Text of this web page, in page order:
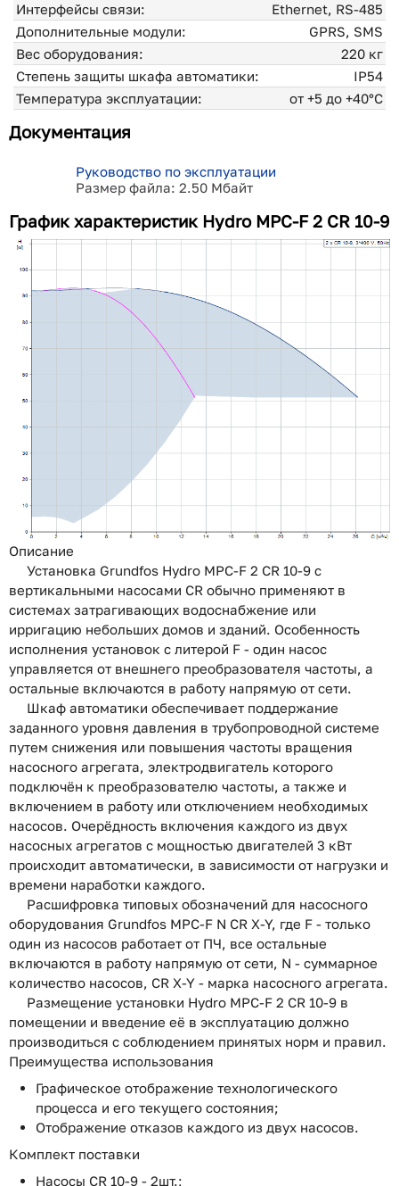
Интерфейсы связи:
Ethernet, RS-485
Дополнительные модули:
GPRS, SMS
Вес оборудования:
220 кг
Степень защиты шкафа автоматики:
IP54
Температура эксплуатации:
от +5 до +40°С
Документация
Руководство по эксплуатации
Размер файла: 2.50 Мбайт
График характеристик Hydro MPC-F 2 CR 10-9
Описание
Установка Grundfos Hydro MPC-F 2 CR 10-9 с
вертикальными насосами CR обычно применяют в
системах затрагивающих водоснабжение или
ирригацию небольших домов и зданий. Особенность
исполнения установок с литерой F - один насос
управляется от внешнего преобразователя частоты, а
остальные включаются в работу напрямую от сети.
Шкаф автоматики обеспечивает поддержание
заданного уровня давления в трубопроводной системе
путем снижения или повышения частоты вращения
насосного агрегата, электродвигатель которого
подключён к преобразователю частоты, а также и
включением в работу или отключением необходимых
насосов. Очерёдность включения каждого из двух
насосных агрегатов с мощностью двигателей 3 кВт
происходит автоматически, в зависимости от нагрузки и
времени наработки каждого.
Расшифровка типовых обозначений для насосного
оборудования Grundfos MPC-F N CR X-Y, где F - только
один из насосов работает от ПЧ, все остальные
включаются в работу напрямую от сети, N - суммарное
количество насосов, CR X-Y - марка насосного агрегата.
Размещение установки Hydro MPC-F 2 CR 10-9 в
помещении и введение её в эксплуатацию должно
производиться с соблюдением принятых норм и правил.
Преимущества использования
Графическое отображение технологического
процесса и его текущего состояния;
Отображение отказов каждого из двух насосов.
Комплект поставки
Насосы CR 10-9 - 2шт.;